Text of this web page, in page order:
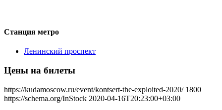
Станция метро
Ленинский проспект
Цены на билеты
https://kudamoscow.ru/event/kontsert-the-exploited-2020/ 1800
https://schema.org/InStock 2020-04-16T20:23:00+03:00